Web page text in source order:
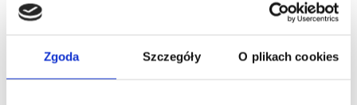
Zgoda Szczegóły O plikach cookies
Talenty Gallupa przewodnik
Talenty Gallupa – kompletny przewodnik
po CliftonStrengths® Być może mówisz sobie